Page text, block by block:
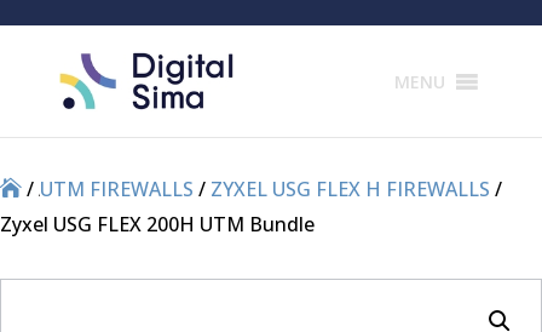
MENU
//
UTM FIREWALLS / ZYXEL USG FLEX H FIREWALLS /
Zyxel USG FLEX 200H UTM Bundle